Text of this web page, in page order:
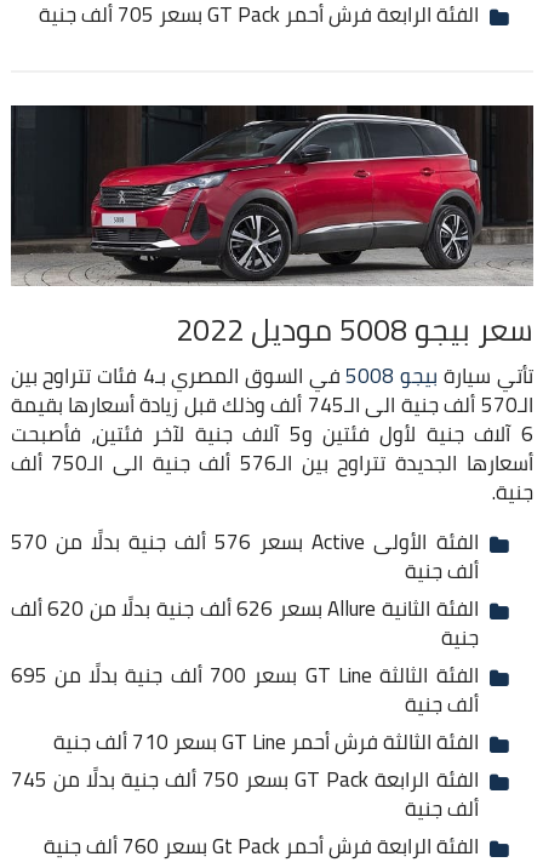
الفئة الرابعة فرش أحمر GT Pack بسعر 705 ألف جنية
سعر بيجو 5008 موديل 2022
تأتي سيارةبيجو 5008 في السوق المصري بـ4 فئات تتراوح بين
الـ570 ألف جنية الى الـ745 ألف وذلك قبل زيادة أسعارها بقيمة
6 آلاف جنية لأول فئتين و5 آلاف جنية لآخر فئتين، فأصبحت
أسعارها الجديدة تتراوح بين الـ576 ألف جنية الى الـ750 ألف
جنية.
الفئة الأولى Active بسعر 576 ألف جنية بدلًا من 570
ألف جنية
الفئة الثانية Allure بسعر 626 ألف جنية بدلًا من 620 ألف
جنية
الفئة الثالثة GT Line بسعر 700 ألف جنية بدلًا من 695
ألف جنية
الفئة الثالثة فرش أحمر GT Line بسعر 710 ألف جنية
الفئة الرابعة GT Pack بسعر 750 ألف جنية بدلًا من 745
ألف جنية
الفئة الرابعة فرش أحمر Gt Pack بسعر 760 ألف جنية